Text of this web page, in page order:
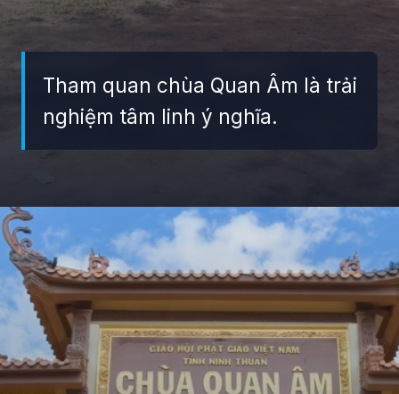
Tham quan chùa Quan Âm là trải
nghiệm tâm linh ý nghĩa.
Đang mở https://giaydabonghana.com/chua-quan-am